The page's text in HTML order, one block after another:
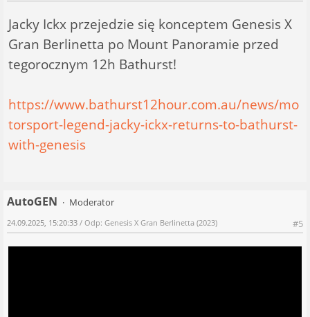
Jacky Ickx przejedzie się konceptem Genesis X
Gran Berlinetta po Mount Panoramie przed
tegorocznym 12h Bathurst!
https://www.bathurst12hour.com.au/news/mo
torsport-legend-jacky-ickx-returns-to-bathurst-
with-genesis
AutoGEN
Moderator
#5
24.09.2025, 15:20:33 / Odp: Genesis X Gran Berlinetta (2023)